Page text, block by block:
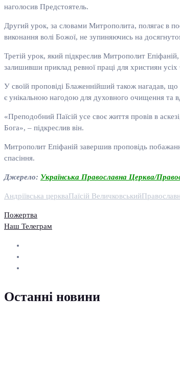
наголосив Предстоятель.
Другий урок, за словами Митрополита, полягає в
виконання волі Божої, не зупиняючись на
Третій урок, який підкреслив Митрополит
залишивши приклад ревної праці для християн усіх
У своїй проповіді Блаженнійший також нагадав, що
є унікальною нагодою для духовного очищення та
«Преподобний Паїсій усе своє життя провів в
Бога», – підкреслив він.
Митрополит Епіфаній завершив проповідь
спасіння.
Джерело: Українська Православна Церква/
Андріївська церкваПаїсій Величковський
Пожертва
Наш Телеграм
Останні новини